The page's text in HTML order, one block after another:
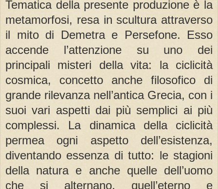
Tematica della presente produzione è la
metamorfosi, resa in scultura attraverso
il mito di Demetra e Persefone. Esso
accende l’attenzione su uno dei
principali misteri della vita: la ciclicità
cosmica, concetto anche filosofico di
grande rilevanza nell’antica Grecia, con i
suoi vari aspetti dai più semplici ai più
complessi. La dinamica della ciclicità
permea ogni aspetto dell’esistenza,
diventando essenza di tutto: le stagioni
della natura e anche quelle dell’uomo
che si alternano, quell’eterno e